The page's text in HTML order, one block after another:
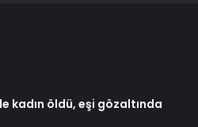
kadın öldü, eşi gözaltında